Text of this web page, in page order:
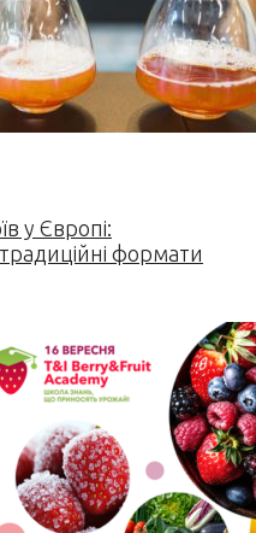
у Європі:
формати